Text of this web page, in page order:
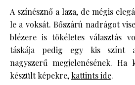
A színésznő a laza, de mégis
le a voksát. Bőszárú nadrágot
blézere is tökéletes választás
táskája pedig egy kis színt
nagyszerű megjelenésének.
készült képekre, kattints ide.